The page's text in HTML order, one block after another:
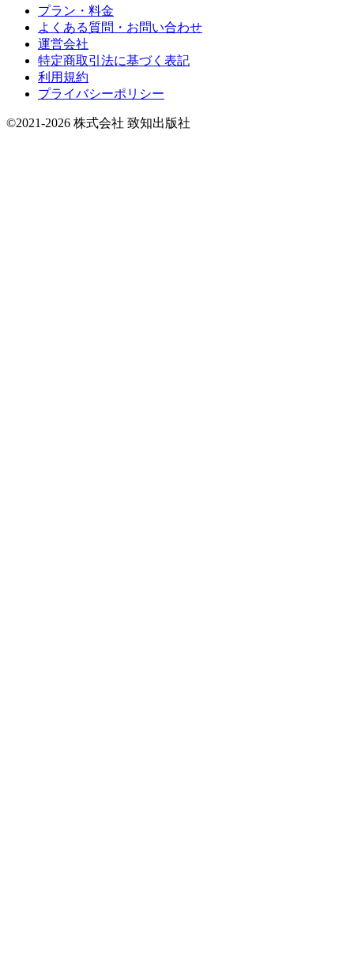
プラン・料金
よくある質問・お問い合わせ
運営会社
特定商取引法に基づく表記
利用規約
プライバシーポリシー
©2021-2026 株式会社 致知出版社